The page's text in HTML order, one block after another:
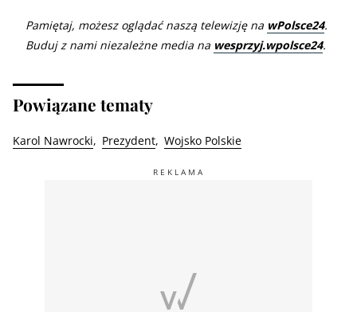
Pamiętaj, możesz oglądać naszą telewizję na wPolsce24.
Buduj z nami niezależne media na wesprzyj.wpolsce24.
Powiązane tematy
Karol Nawrocki Prezydent Wojsko Polskie